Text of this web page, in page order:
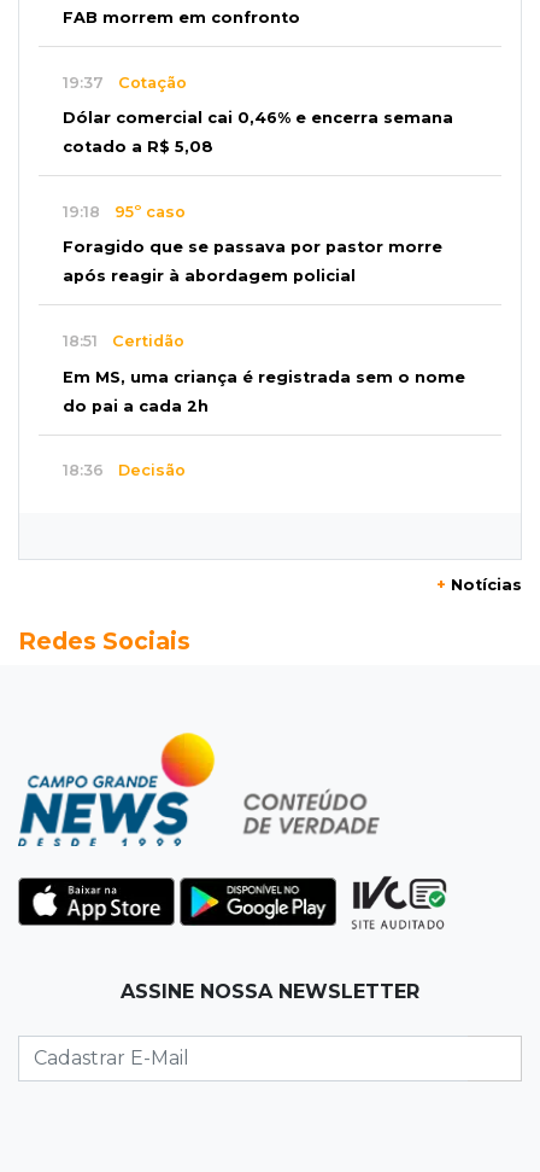
FAB morrem em confronto
19:37 Cotação
Dólar comercial cai 0,46% e encerra semana
cotado a R$ 5,08
19:18 95º caso
Foragido que se passava por pastor morre
após reagir à abordagem policial
18:51 Certidão
Em MS, uma criança é registrada sem o nome
do pai a cada 2h
18:36 Decisão
Após chuva, despedida do "sextou" é com pôr
Nacional
Alerta em celulares mobiliza buscas por bebê
17:58 Redução
Cerrado tem queda de 11,5%
Ex-vereador preso começa briga durante
+ Notícias
Redes Sociais
ASSINE NOSSA NEWSLETTER